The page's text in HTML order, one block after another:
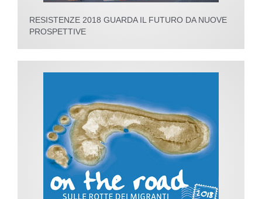
RESISTENZE 2018 GUARDA IL FUTURO DA NUOVE
PROSPETTIVE